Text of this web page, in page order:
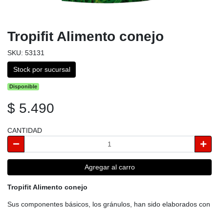
Tropifit Alimento conejo
SKU: 53131
Stock por sucursal
Disponible
$ 5.490
CANTIDAD
Agregar al carro
Tropifit Alimento conejo
Sus componentes básicos, los gránulos, han sido elaborados con